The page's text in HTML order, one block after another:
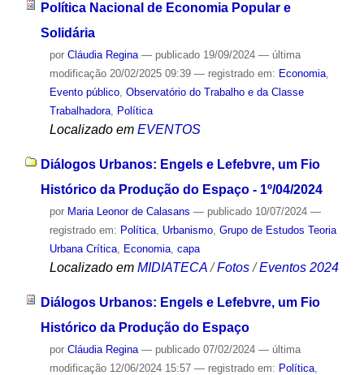
Política Nacional de Economia Popular e
Solidária
por Cláudia Regina — publicado19/09/2024 — última
modificação20/02/2025 09:39 — registrado em: Economia,
Evento público, Observatório do Trabalho e da Classe
Trabalhadora, Política
Localizado em EVENTOS
Diálogos Urbanos: Engels e Lefebvre, um Fio
Histórico da Produção do Espaço - 1º/04/2024
por Maria Leonor de Calasans — publicado10/07/2024 —
registrado em: Política, Urbanismo, Grupo de Estudos Teoria
Urbana Crítica, Economia, capa
Localizado em MIDIATECA /Fotos /Eventos 2024
Diálogos Urbanos: Engels e Lefebvre, um Fio
Histórico da Produção do Espaço
por Cláudia Regina — publicado07/02/2024 — última
modificação12/06/2024 15:57 — registrado em: Política,